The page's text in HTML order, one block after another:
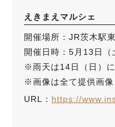
えきまえマルシェ
開催場所：JR茨木駅
開催日時：5月13日
※雨天は14日（日）
※画像は全て提供画像
URL： https://